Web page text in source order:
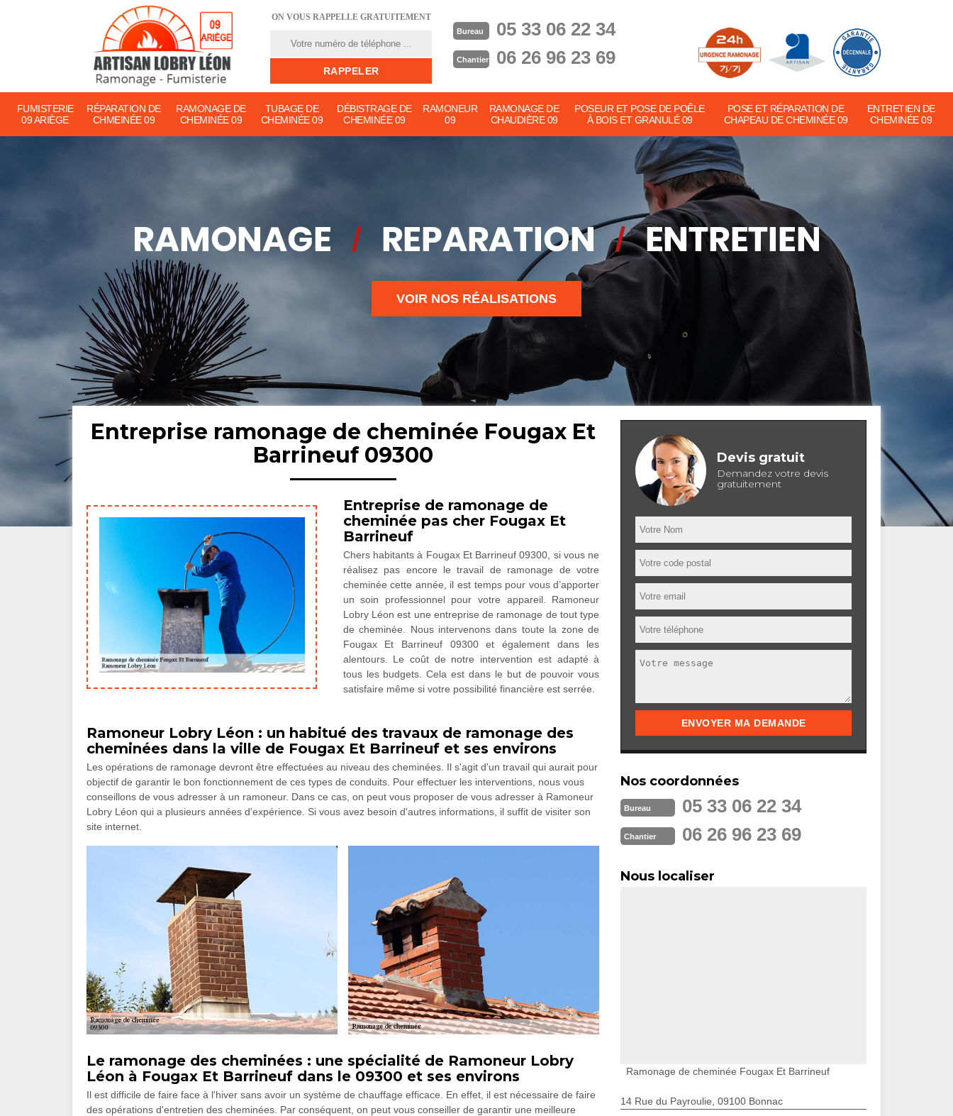
ON VOUS RAPPELLE GRATUITEMENT
Bureau 05 33 06 22 34
Chantier 06 26 96 23 69
FUMISTERIE
09 ARIÈGE
RÉPARATION DE
CHMEINÉE 09
RAMONAGE DE
CHEMINÉE 09
TUBAGE DE
CHEMINÉE 09
DÉBISTRAGE DE
CHEMINÉE 09
RAMONEUR
09
RAMONAGE DE
CHAUDIÈRE 09
POSEUR ET POSE DE POÊLE
À BOIS ET GRANULÉ 09
POSE ET RÉPARATION DE
CHAPEAU DE CHEMINÉE 09
ENTRETIEN DE
CHEMINÉE 09
VOIR NOS RÉALISATIONS
Entreprise ramonage de cheminée Fougax Et
Barrineuf 09300
Entreprise de ramonage de
cheminée pas cher Fougax Et
Barrineuf
Chers habitants à Fougax Et Barrineuf 09300, si vous ne
réalisez pas encore le travail de ramonage de votre
cheminée cette année, il est temps pour vous d’apporter
un soin professionnel pour votre appareil. Ramoneur
Lobry Léon est une entreprise de ramonage de tout type
de cheminée. Nous intervenons dans toute la zone de
Fougax Et Barrineuf 09300 et également dans les
alentours. Le coût de notre intervention est adapté à
tous les budgets. Cela est dans le but de pouvoir vous
satisfaire même si votre possibilité financière est serrée.
Ramoneur Lobry Léon : un habitué des travaux de ramonage des
cheminées dans la ville de Fougax Et Barrineuf et ses environs
Les opérations de ramonage devront être effectuées au niveau des cheminées. Il s'agit d'un travail qui aurait pour
objectif de garantir le bon fonctionnement de ces types de conduits. Pour effectuer les interventions, nous vous
conseillons de vous adresser à un ramoneur. Dans ce cas, on peut vous proposer de vous adresser à Ramoneur
Lobry Léon qui a plusieurs années d'expérience. Si vous avez besoin d'autres informations, il suffit de visiter son
site internet.
Le ramonage des cheminées : une spécialité de Ramoneur Lobry
Léon à Fougax Et Barrineuf dans le 09300 et ses environs
Il est difficile de faire face à l'hiver sans avoir un système de chauffage efficace. En effet, il est nécessaire de faire
des opérations d'entretien des cheminées. Par conséquent, on peut vous conseiller de garantir une meilleure
Devis gratuit
Demandez votre devis
gratuitement
Nos coordonnées
Bureau 05 33 06 22 34
Chantier 06 26 96 23 69
Nous localiser
Ramonage de cheminée Fougax Et Barrineuf
14 Rue du Payroulie, 09100 Bonnac